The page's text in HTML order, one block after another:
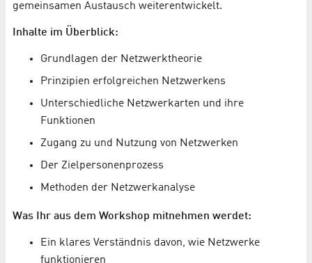
gemeinsamen Austausch weiterentwickelt.
Inhalte im Überblick:
Grundlagen der Netzwerktheorie
Prinzipien erfolgreichen Netzwerkens
Unterschiedliche Netzwerkarten und ihre
Funktionen
Zugang zu und Nutzung von Netzwerken
Der Zielpersonenprozess
Methoden der Netzwerkanalyse
Was Ihr aus dem Workshop mitnehmen werdet:
Ein klares Verständnis davon, wie Netzwerke
funktionieren